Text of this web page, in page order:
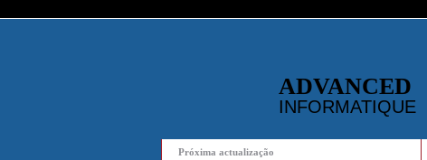
ADVANCED
INFORMATIQUE
Próxima actualização